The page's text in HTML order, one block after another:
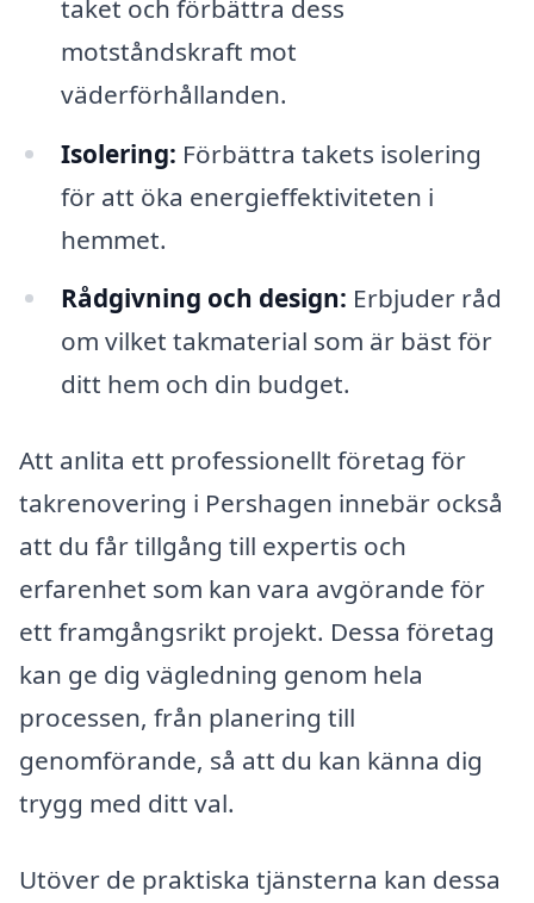
taket och förbättra dess
motståndskraft mot
väderförhållanden.
Isolering: Förbättra takets isolering
för att öka energieffektiviteten i
hemmet.
Rådgivning och design: Erbjuder råd
om vilket takmaterial som är bäst för
ditt hem och din budget.
Att anlita ett professionellt företag för
takrenovering i Pershagen innebär också
att du får tillgång till expertis och
erfarenhet som kan vara avgörande för
ett framgångsrikt projekt. Dessa företag
kan ge dig vägledning genom hela
processen, från planering till
genomförande, så att du kan känna dig
trygg med ditt val.
Utöver de praktiska tjänsterna kan dessa